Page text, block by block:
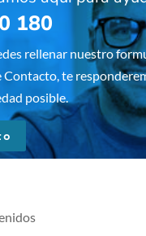
180
rellenar nuestro
Contacto, te
posible.